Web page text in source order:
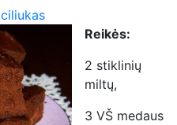
ciliukas
Reikės:
2 stiklinių
miltų,
3 VŠ medaus